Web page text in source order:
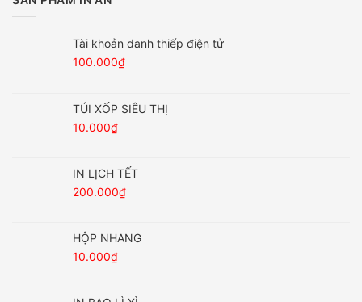
Tài khoản danh thiếp điện tử
100.000₫
TÚI XỐP SIÊU THỊ
10.000₫
IN LỊCH TẾT
200.000₫
HỘP NHANG
10.000₫